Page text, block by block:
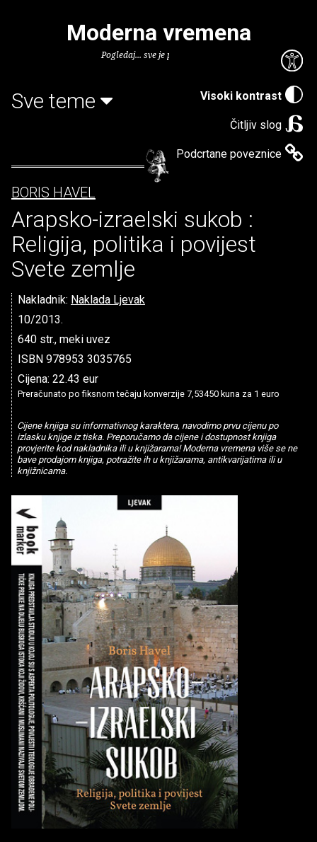
Visoki kontrast
Čitljiv slog
Podcrtane poveznice
Moderna vremena
Pogledaj... sve je puno knjiga.
Sve teme
BORIS HAVEL
Arapsko-izraelski sukob :
Religija, politika i povijest
Svete zemlje
Nakladnik: Naklada Ljevak
10/2013.
640 str., meki uvez
ISBN 978953 3035765
Cijena: 22.43 eur
Preračunato po fiksnom tečaju konverzije 7,53450 kuna za 1 euro
Cijene knjiga su informativnog karaktera, navodimo prvu cijenu po
izlasku knjige iz tiska. Preporučamo da cijene i dostupnost knjiga
provjerite kod nakladnika ili u knjižarama! Moderna vremena više se ne
bave prodajom knjiga, potražite ih u knjižarama, antikvarijatima ili u
knjižnicama.